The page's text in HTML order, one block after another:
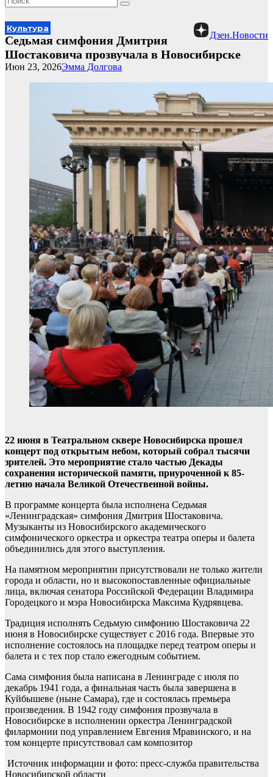
Дзен.Новости
Культура
Седьмая симфония Дмитрия
Шостаковича прозвучала в Новосибирске
Эмма Долгова
Июн 23, 2026
22 июня в Театральном сквере Новосибирска прошел
концерт под открытым небом, который собрал тысячи
зрителей. Это мероприятие стало частью Декады
сохранения исторической памяти, приуроченной к 85-
летию начала Великой Отечественной войны.
В программе концерта была исполнена Седьмая
«Ленинградская» симфония Дмитрия Шостаковича.
Музыканты из Новосибирского академического
симфонического оркестра и оркестра театра оперы и балета
объединились для этого выступления.
На памятном мероприятии присутствовали не только жители
города и области, но и высокопоставленные официальные
лица, включая сенатора Российской Федерации Владимира
Городецкого и мэра Новосибирска Максима Кудрявцева.
Традиция исполнять Седьмую симфонию Шостаковича 22
июня в Новосибирске существует с 2016 года. Впервые это
исполнение состоялось на площадке перед театром оперы и
балета и с тех пор стало ежегодным событием.
Сама симфония была написана в Ленинграде с июля по
декабрь 1941 года, а финальная часть была завершена в
Куйбышеве (ныне Самара), где и состоялась премьера
произведения. В 1942 году симфония прозвучала в
Новосибирске в исполнении оркестра Ленинградской
филармонии под управлением Евгения Мравинского, и на
том концерте присутствовал сам композитор
Источник информации и фото: пресс-служба правительства
Новосибирской области